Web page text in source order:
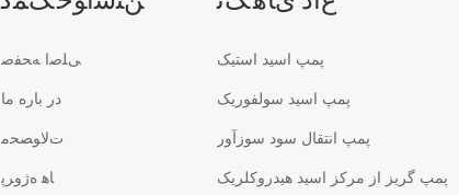
ﯽﻠﺻﺍ ﻪﺤﻔﺻ
در باره ما
ﺕﻻ ﻮﺼﺤﻣ
ﺎﻫ ﻩﮊﻭﺮﭘ
پمپ اسید استیک
پمپ اسید سولفوریک
پمپ انتقال سود سوزآور
پمپ گریز از مرکز اسید هیدروکلریک